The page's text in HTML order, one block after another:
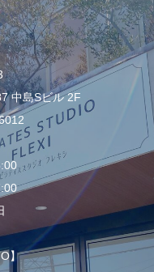
中島Sビル 2F
】